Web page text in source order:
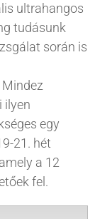
ultrahangos
tudásunk
során is
Mindez
ilyen
egy
21. hét
a 12
fel.